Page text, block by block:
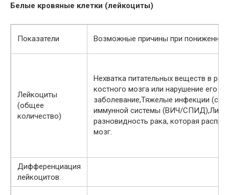
Белые кровяные клетки (лейкоциты)
Показатели Возможные причины при пониженных
Лейкоциты
(общее
количество)
Нехватка питательных веществ в
костного мозга или нарушение его
заболевание,Тяжелые инфекции
иммунной системы (ВИЧ/
разновидность рака, которая
мозг.
Дифференциация
лейкоцитов: